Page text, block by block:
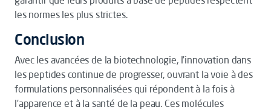
les normes les plus strictes.
Conclusion
Avec les avancées de la biotechnologie, l’innovation dans
les peptides continue de progresser, ouvrant la voie à des
formulations personnalisées qui répondent à la fois à
l’apparence et à la santé de la peau. Ces molécules